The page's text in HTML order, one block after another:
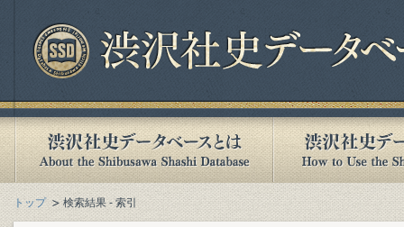
トップ 検索結果 - 索引